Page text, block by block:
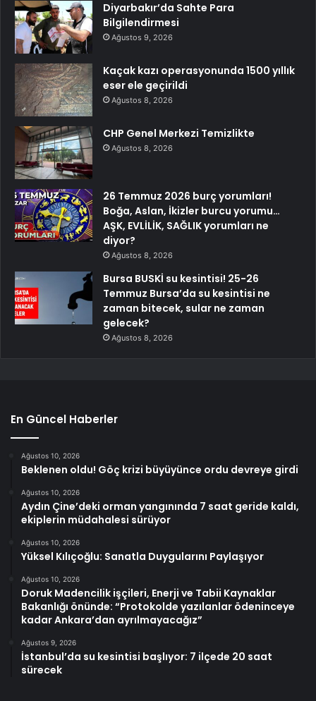
Diyarbakır’da Sahte Para
Bilgilendirmesi
Ağustos 9, 2026
Kaçak kazı operasyonunda 1500 yıllık
eser ele geçirildi
Ağustos 8, 2026
CHP Genel Merkezi Temizlikte
Ağustos 8, 2026
26 Temmuz 2026 burç yorumları!
Boğa, Aslan, İkizler burcu yorumu…
AŞK, EVLİLİK, SAĞLIK yorumları ne
diyor?
Ağustos 8, 2026
Bursa BUSKİ su kesintisi! 25-26
Temmuz Bursa’da su kesintisi ne
zaman bitecek, sular ne zaman
gelecek?
Ağustos 8, 2026
En Güncel Haberler
Ağustos 10, 2026
Beklenen oldu! Göç krizi büyüyünce ordu devreye girdi
Ağustos 10, 2026
Aydın Çine’deki orman yangınında 7 saat geride kaldı,
ekiplerin müdahalesi sürüyor
Ağustos 10, 2026
Yüksel Kılıçoğlu: Sanatla Duygularını Paylaşıyor
Ağustos 10, 2026
Doruk Madencilik işçileri, Enerji ve Tabii Kaynaklar
Bakanlığı önünde: “Protokolde yazılanlar ödeninceye
kadar Ankara’dan ayrılmayacağız”
Ağustos 9, 2026
İstanbul’da su kesintisi başlıyor: 7 ilçede 20 saat
sürecek